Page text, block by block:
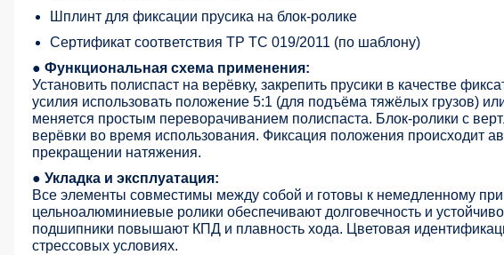
Шплинт для фиксации прусика на блок-ролике
Сертификат соответствия ТР ТС 019/2011 (по шаблону)
● Функциональная схема применения:
Установить полиспаст на верёвку, закрепить прусики в качестве
усилия использовать положение 5:1 (для подъёма тяжёлых грузов)
меняется простым переворачиванием полиспаста. Блок-ролики с
верёвки во время использования. Фиксация положения происходит
прекращении натяжения.
● Укладка и эксплуатация:
Все элементы совместимы между собой и готовы к немедленному
цельноалюминиевые ролики обеспечивают долговечность и
подшипники повышают КПД и плавность хода. Цветовая
стрессовых условиях.